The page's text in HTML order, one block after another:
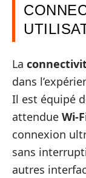
La
dans
Il est équipé
attendue Wi-
connexion
sans
autres